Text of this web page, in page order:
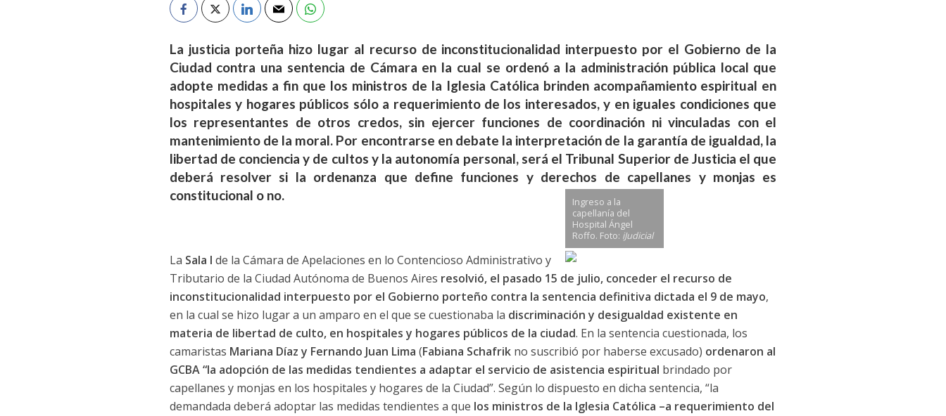
La justicia porteña hizo lugar al recurso de inconstitucionalidad interpuesto por el Gobierno de la
Ciudad contra una sentencia de Cámara en la cual se ordenó a la administración pública local que
adopte medidas a fin que los ministros de la Iglesia Católica brinden acompañamiento espiritual en
hospitales y hogares públicos sólo a requerimiento de los interesados, y en iguales condiciones que
los representantes de otros credos, sin ejercer funciones de coordinación ni vinculadas con el
mantenimiento de la moral. Por encontrarse en debate la interpretación de la garantía de igualdad, la
libertad de conciencia y de cultos y la autonomía personal, será el Tribunal Superior de Justicia el que
deberá resolver si la ordenanza que define funciones y derechos de capellanes y monjas es
constitucional o no.
Ingreso a la
capellanía del
Hospital Ángel
Roffo. Foto: iJudicial
La Sala I de la Cámara de Apelaciones en lo Contencioso Administrativo y
Tributario de la Ciudad Autónoma de Buenos Aires resolvió, el pasado 15 de julio, conceder el recurso de
inconstitucionalidad interpuesto por el Gobierno porteño contra la sentencia definitiva dictada el 9 de mayo,
en la cual se hizo lugar a un amparo en el que se cuestionaba la discriminación y desigualdad existente en
materia de libertad de culto, en hospitales y hogares públicos de la ciudad. En la sentencia cuestionada, los
camaristas Mariana Díaz y Fernando Juan Lima (Fabiana Schafrikno suscribió por haberse excusado) ordenaron al
GCBA “la adopción de las medidas tendientes a adaptar el servicio de asistencia espiritual brindado por
capellanes y monjas en los hospitales y hogares de la Ciudad”. Según lo dispuesto en dicha sentencia, “la
demandada deberá adoptar las medidas tendientes a que los ministros de la Iglesia Católica –a requerimiento del